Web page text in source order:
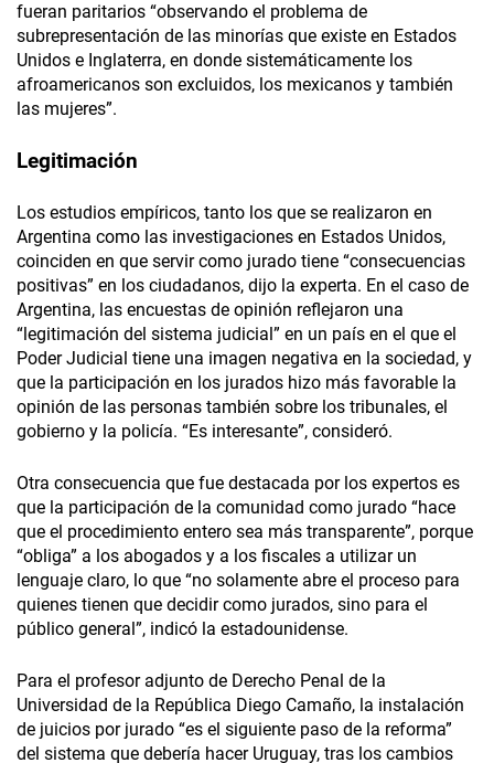
fueran paritarios “observando el problema de
subrepresentación de las minorías que existe en Estados
Unidos e Inglaterra, en donde sistemáticamente los
afroamericanos son excluidos, los mexicanos y también
las mujeres”.
Legitimación
Los estudios empíricos, tanto los que se realizaron en
Argentina como las investigaciones en Estados Unidos,
coinciden en que servir como jurado tiene “consecuencias
positivas” en los ciudadanos, dijo la experta. En el caso de
Argentina, las encuestas de opinión reflejaron una
“legitimación del sistema judicial” en un país en el que el
Poder Judicial tiene una imagen negativa en la sociedad, y
que la participación en los jurados hizo más favorable la
opinión de las personas también sobre los tribunales, el
gobierno y la policía. “Es interesante”, consideró.
Otra consecuencia que fue destacada por los expertos es
que la participación de la comunidad como jurado “hace
que el procedimiento entero sea más transparente”, porque
“obliga” a los abogados y a los fiscales a utilizar un
lenguaje claro, lo que “no solamente abre el proceso para
quienes tienen que decidir como jurados, sino para el
público general”, indicó la estadounidense.
Para el profesor adjunto de Derecho Penal de la
Universidad de la República Diego Camaño, la instalación
de juicios por jurado “es el siguiente paso de la reforma”
del sistema que debería hacer Uruguay, tras los cambios